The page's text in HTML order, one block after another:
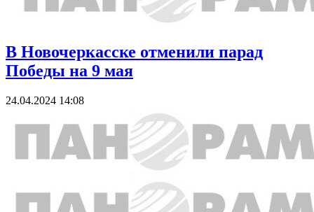
В Новочеркасске отменили парад
Победы на 9 мая
24.04.2024 14:08